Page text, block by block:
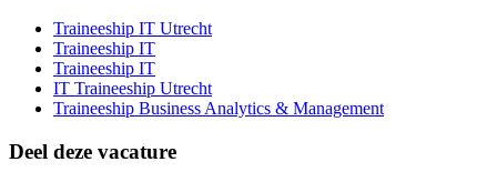
Traineeship IT Utrecht
Traineeship IT
Traineeship IT
IT Traineeship Utrecht
Traineeship Business Analytics & Management
Deel deze vacature